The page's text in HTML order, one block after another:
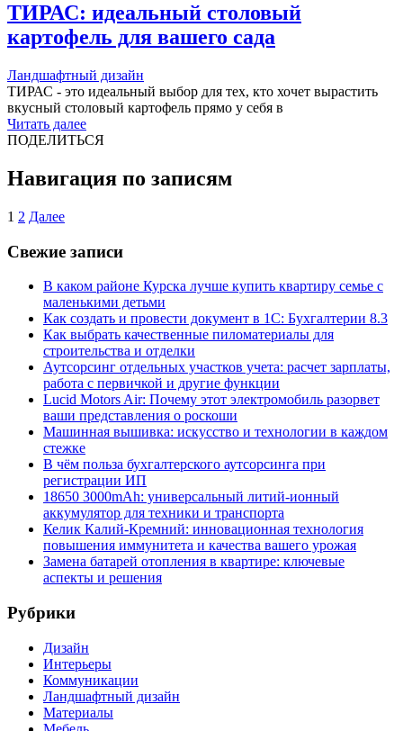
ТИРАС: идеальный столовый
картофель для вашего сада
Ландшафтный дизайн
ТИРАС - это идеальный выбор для тех, кто хочет вырастить
вкусный столовый картофель прямо у себя в
Читать далее
ПОДЕЛИТЬСЯ
Навигация по записям
1 2 Далее
Свежие записи
В каком районе Курска лучше купить квартиру семье с
маленькими детьми
Как создать и провести документ в 1С: Бухгалтерии 8.3
Как выбрать качественные пиломатериалы для
строительства и отделки
Аутсорсинг отдельных участков учета: расчет зарплаты,
работа с первичкой и другие функции
Lucid Motors Air: Почему этот электромобиль разорвет
ваши представления о роскоши
Машинная вышивка: искусство и технологии в каждом
стежке
В чём польза бухгалтерского аутсорсинга при
регистрации ИП
18650 3000mAh: универсальный литий-ионный
аккумулятор для техники и транспорта
Келик Калий-Кремний: инновационная технология
повышения иммунитета и качества вашего урожая
Замена батарей отопления в квартире: ключевые
аспекты и решения
Рубрики
Дизайн
Интерьеры
Коммуникации
Ландшафтный дизайн
Материалы